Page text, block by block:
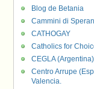
Blog de Betania
Cammini di
CATHOGAY
Catholics for
CEGLA (Argentina)
Centro Arrupe
Valencia.